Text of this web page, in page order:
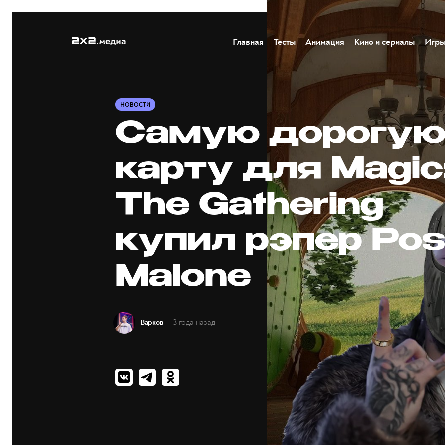
Главная Тесты Анимация Кино и сериалы Игры
НОВОСТИ
Самую
карту для
The Gathering
купил рэпер
Malone
Варков — 3 года назад